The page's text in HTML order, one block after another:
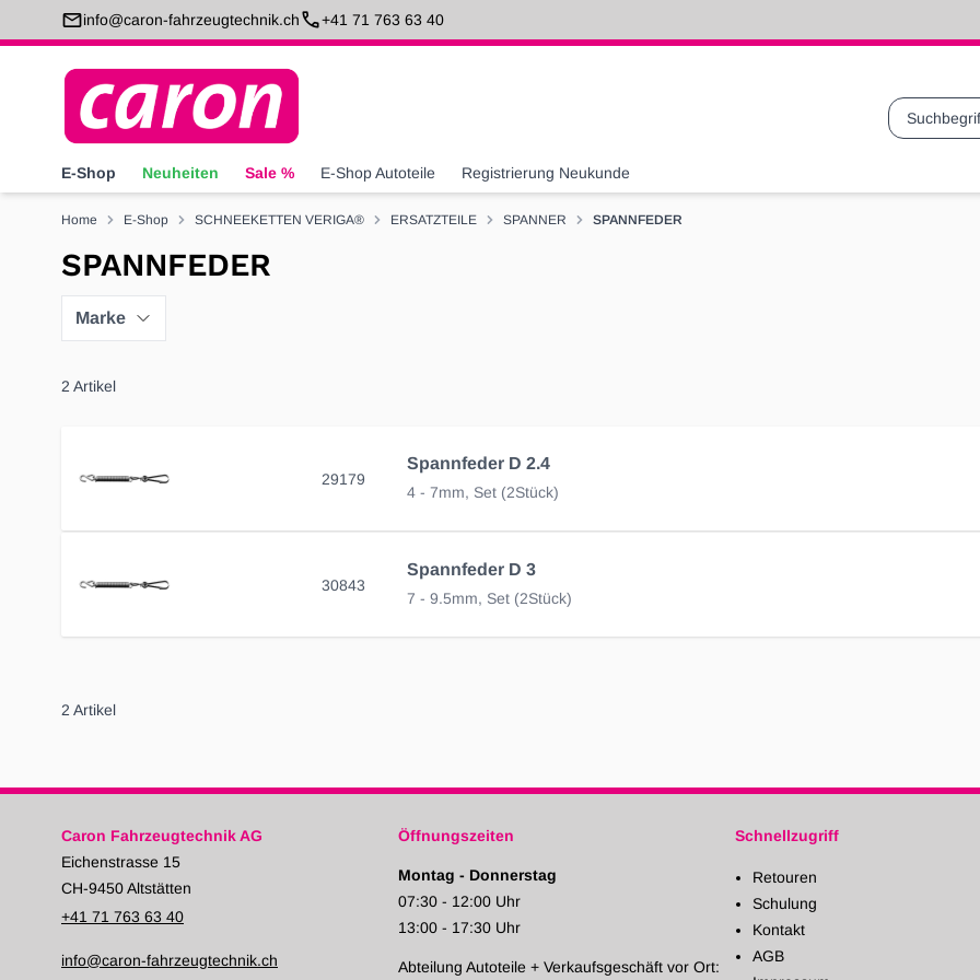
Direkt zum Inhaltinfo@caron-fahrzeugtechnik.ch +41 71 763 63 40
Suche
E-Shop Neuheiten Sale % E-Shop Autoteile Registrierung Neukunde
Home E-Shop SCHNEEKETTEN VERIGA® ERSATZTEILE SPANNER SPANNFEDER
SPANNFEDER
Marke
2 Artikel
29179
Spannfeder D 2.4
4 - 7mm, Set (2Stück)
30843
Spannfeder D 3
7 - 9.5mm, Set (2Stück)
2 Artikel
Caron Fahrzeugtechnik AG
Eichenstrasse 15
CH-9450 Altstätten
+41 71 763 63 40
info@caron-fahrzeugtechnik.ch
Öffnungszeiten
Montag - Donnerstag
07:30 - 12:00 Uhr
13:00 - 17:30 Uhr
Abteilung Autoteile + Verkaufsgeschäft vor Ort:
Schnellzugriff
Retouren
Schulung
Kontakt
AGB